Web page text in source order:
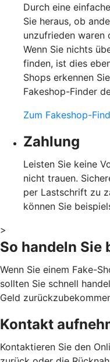
Durch eine
Sie heraus, ob
unzufrieden waren
Wenn Sie nichts
finden, ist dies
Shops erkennen
Fakeshop-Finder
Zum Fakeshop-
Zahlung
Leisten Sie keine
nicht trauen.
per Lastschrift zu
können Sie
>
So handeln Sie
Wenn Sie einem Fake-
sollten Sie schnell
Geld
Kontakt
Kontaktieren Sie den